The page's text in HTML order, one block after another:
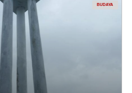
BUDAYA